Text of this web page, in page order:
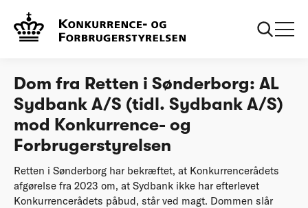
Afgørelser
Konkurrence- og Forbrugerstyrelsen
Dom fra Retten i Sønderborg: AL
Sydbank A/S (tidl. Sydbank A/S)
mod Konkurrence- og
Forbrugerstyrelsen
Retten i Sønderborg har bekræftet, at Konkurrencerådets
afgørelse fra 2023 om, at Sydbank ikke har efterlevet
Konkurrencerådets påbud, står ved magt. Dommen slår